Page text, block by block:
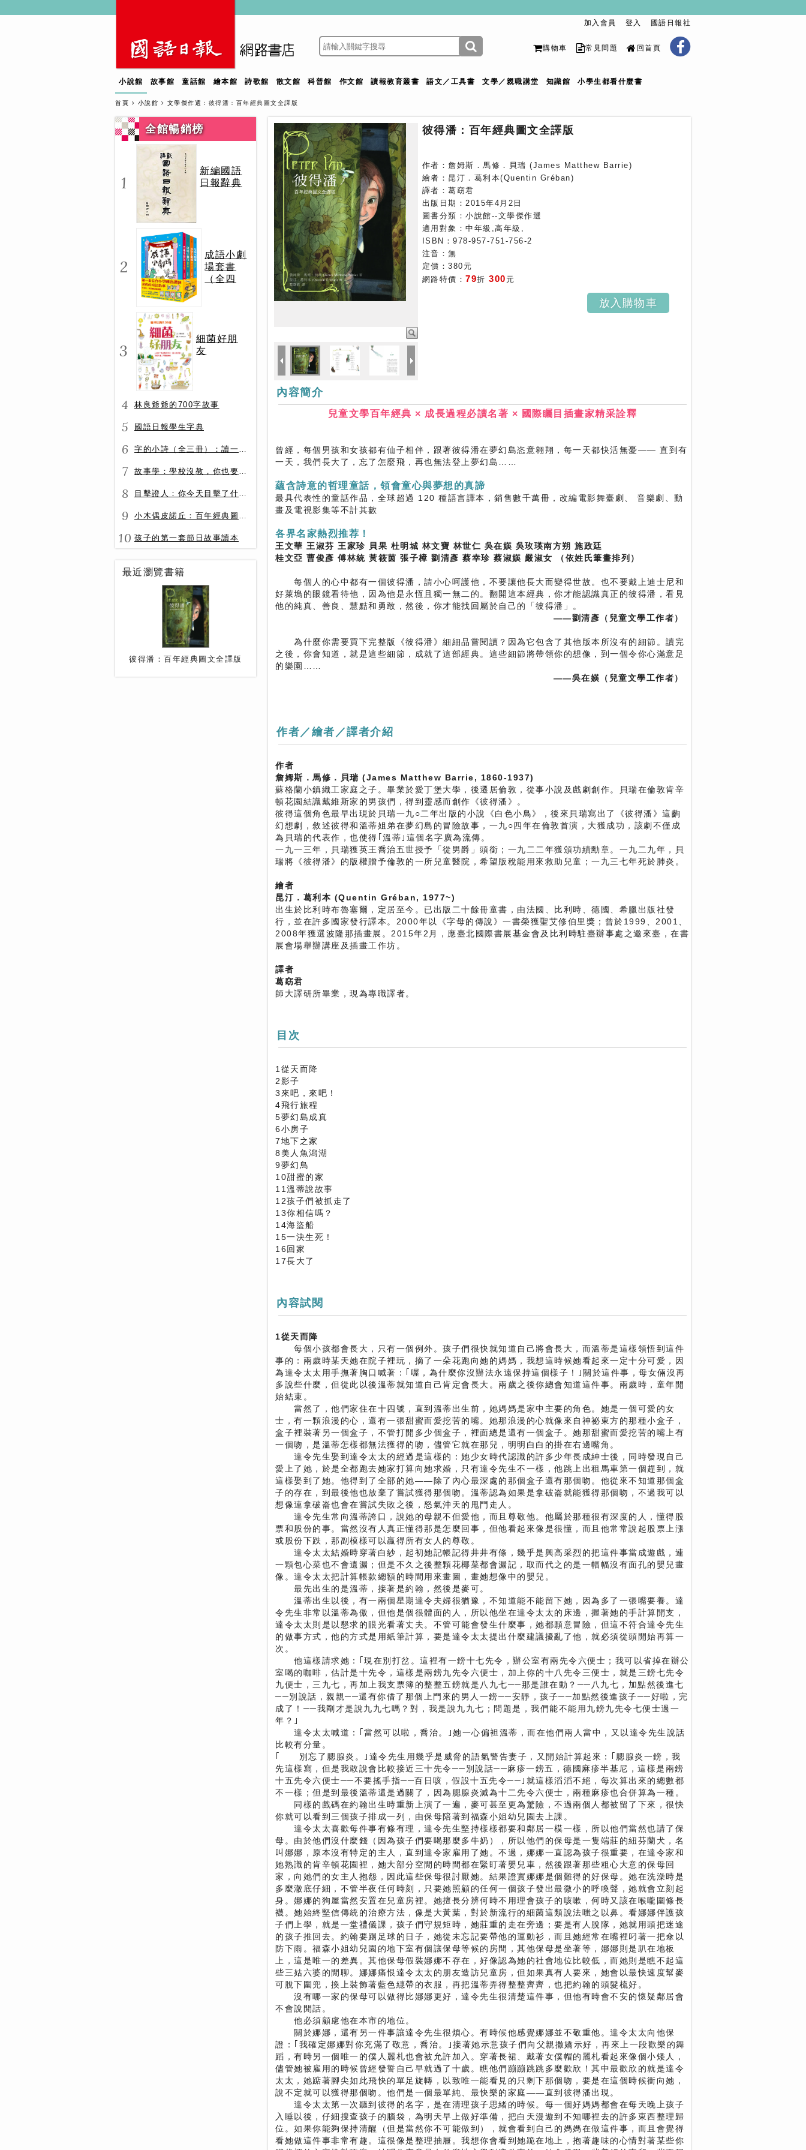
加入會員 登入 國語日報社
購物車 常見問題 回首頁
小說館 故事館 童話館 繪本館 詩歌館 散文館 科普館 作文館 讀報教育叢書 語文／工具書 文學／親職講堂 知識館 小學生都看什麼書
首頁 小說館 文學傑作選 ：彼得潘：百年經典圖文全譯版
全館暢銷榜
1
新編國語
日報辭典
2
成語小劇
場套書
（全四
3
細菌好朋
友
4 林良爺爺的700字故事
5 國語日報學生字典
6 字的小詩（全三冊）：讀一首詩，交一個字朋友（字字小宇宙+字字看心情+字字有意思）
7 故事學：學校沒教，你也要會的表達力
8 目擊證人：你今天目擊了什麼？
9 小木偶皮諾丘：百年經典圖文全譯版
10 孩子的第一套節日故事讀本
最近瀏覽書籍
彼得潘：百年經典圖文全譯版
彼得潘：百年經典圖文全譯版
作者：詹姆斯．馬修．貝瑞 (James Matthew Barrie)
繪者：昆汀．葛利本(Quentin Gréban)
譯者：葛窈君
出版日期：2015年4月2日
圖書分類：小說館--文學傑作選
適用對象：中年級,高年級,
ISBN：978-957-751-756-2
注音：無
定價：380元
網路特價：79折300 元
放入購物車
內容簡介
兒童文學百年經典 × 成長過程必讀名著 × 國際矚目插畫家精采詮釋
曾經，每個男孩和女孩都有仙子相伴，跟著彼得潘在夢幻島恣意翱翔，每一天都快活無憂—— 直到有
一天，我們長大了，忘了怎麼飛，再也無法登上夢幻島……
蘊含詩意的哲理童話，領會童心與夢想的真諦
最具代表性的童話作品，全球超過 120 種語言譯本，銷售數千萬冊，改編電影舞臺劇、 音樂劇、動
畫及電視影集等不計其數
各界名家熱烈推荐！
王文華 王淑芬 王家珍 貝果 杜明城 林文寶 林世仁 吳在媖 吳玫瑛南方朔 施政廷
桂文亞 曹俊彥 傅林統 黃筱茵 張子樟 劉清彥 蔡幸珍 蔡淑媖 嚴淑女 （依姓氏筆畫排列）
每個人的心中都有一個彼得潘，請小心呵護他，不要讓他長大而變得世故。也不要戴上迪士尼和
好萊塢的眼鏡看待他，因為他是永恆且獨一無二的。翻開這本經典，你才能認識真正的彼得潘，看見
他的純真、善良、慧黠和勇敢，然後，你才能找回屬於自己的「彼得潘」。
——劉清彥（兒童文學工作者）
為什麼你需要買下完整版《彼得潘》細細品嘗閱讀？因為它包含了其他版本所沒有的細節。讀完
之後，你會知道，就是這些細節，成就了這部經典。這些細節將帶領你的想像，到一個令你心滿意足
的樂園……
——吳在媖（兒童文學工作者）
作者／繪者／譯者介紹
作者
詹姆斯．馬修．貝瑞 (James Matthew Barrie, 1860-1937)
蘇格蘭小鎮織工家庭之子。畢業於愛丁堡大學，後遷居倫敦，從事小說及戲劇創作。貝瑞在倫敦肯辛
頓花園結識戴維斯家的男孩們，得到靈感而創作《彼得潘》。
彼得這個角色最早出現於貝瑞一九○二年出版的小說《白色小鳥》，後來貝瑞寫出了《彼得潘》這齣
幻想劇，敘述彼得和溫蒂姐弟在夢幻島的冒險故事，一九○四年在倫敦首演，大獲成功，該劇不僅成
為貝瑞的代表作，也使得｢溫蒂｣這個名字廣為流傳。
一九一三年，貝瑞獲英王喬治五世授予「從男爵」頭銜；一九二二年獲頒功績勳章。一九二九年，貝
瑞將《彼得潘》的版權贈予倫敦的一所兒童醫院，希望版稅能用來救助兒童；一九三七年死於肺炎。
繪者
昆汀．葛利本 (Quentin Gréban, 1977~)
出生於比利時布魯塞爾，定居至今。已出版二十餘冊童書，由法國、比利時、德國、希臘出版社發
行，並在許多國家發行譯本。2000年以《字母的傳說》一書榮獲聖艾修伯里獎；曾於1999、2001、
2008年獲選波隆那插畫展。2015年2月，應臺北國際書展基金會及比利時駐臺辦事處之邀來臺，在書
展會場舉辦講座及插畫工作坊。
譯者
葛窈君
師大譯研所畢業，現為專職譯者。
目次
1從天而降
2影子
3來吧，來吧！
4飛行旅程
5夢幻島成真
6小房子
7地下之家
8美人魚潟湖
9夢幻鳥
10甜蜜的家
11溫蒂說故事
12孩子們被抓走了
13你相信嗎？
14海盜船
15一決生死！
16回家
17長大了
內容試閱
1從天而降
每個小孩都會長大，只有一個例外。孩子們很快就知道自己將會長大，而溫蒂是這樣領悟到這件
事的：兩歲時某天她在院子裡玩，摘了一朵花跑向她的媽媽，我想這時候她看起來一定十分可愛，因
為達令太太用手撫著胸口喊著：｢喔，為什麼你沒辦法永遠保持這個樣子！｣關於這件事，母女倆沒再
多說些什麼，但從此以後溫蒂就知道自己肯定會長大。兩歲之後你總會知道這件事。兩歲時，童年開
始結束。
當然了，他們家住在十四號，直到溫蒂出生前，她媽媽是家中主要的角色。她是一個可愛的女
士，有一顆浪漫的心，還有一張甜蜜而愛挖苦的嘴。她那浪漫的心就像來自神祕東方的那種小盒子，
盒子裡裝著另一個盒子，不管打開多少個盒子，裡面總是還有一個盒子。她那甜蜜而愛挖苦的嘴上有
一個吻，是溫蒂怎樣都無法獲得的吻，儘管它就在那兒，明明白白的掛在右邊嘴角。
達令先生娶到達令太太的經過是這樣的：她少女時代認識的許多少年長成紳士後，同時發現自己
愛上了她，於是全都跑去她家打算向她求婚，只有達令先生不一樣，他跳上出租馬車第一個趕到，就
這樣娶到了她。他得到了全部的她——除了內心最深處的那個盒子還有那個吻。他從來不知道那個盒
子的存在，到最後他也放棄了嘗試獲得那個吻。溫蒂認為如果是拿破崙就能獲得那個吻，不過我可以
想像連拿破崙也會在嘗試失敗之後，怒氣沖天的甩門走人。
達令先生常向溫蒂誇口，說她的母親不但愛他，而且尊敬他。他屬於那種很有深度的人，懂得股
票和股份的事。當然沒有人真正懂得那是怎麼回事，但他看起來像是很懂，而且他常常說起股票上漲
或股份下跌，那副模樣可以贏得所有女人的尊敬。
達令太太結婚時穿著白紗，起初她記帳記得井井有條，幾乎是興高采烈的把這件事當成遊戲，連
一顆包心菜也不會遺漏；但是不久之後整顆花椰菜都會漏記，取而代之的是一幅幅沒有面孔的嬰兒畫
像。達令太太把計算帳款總額的時間用來畫圖，畫她想像中的嬰兒。
最先出生的是溫蒂，接著是約翰，然後是麥可。
溫蒂出生以後，有一兩個星期達令夫婦很猶豫，不知道能不能留下她，因為多了一張嘴要養。達
令先生非常以溫蒂為傲，但他是個很體面的人，所以他坐在達令太太的床邊，握著她的手計算開支，
達令太太則是以懇求的眼光看著丈夫。不管可能會發生什麼事，她都願意冒險，但這不符合達令先生
的做事方式，他的方式是用紙筆計算，要是達令太太提出什麼建議擾亂了他，就必須從頭開始再算一
次。
他這樣請求她：｢現在別打岔。這裡有一鎊十七先令，辦公室有兩先令六便士；我可以省掉在辦公
室喝的咖啡，估計是十先令，這樣是兩鎊九先令六便士，加上你的十八先令三便士，就是三鎊七先令
九便士，三九七，再加上我支票簿的整整五鎊就是八九七──那是誰在動？──八九七，加點然後進七
──別說話，親親──還有你借了那個上門來的男人一鎊──安靜，孩子──加點然後進孩子──好啦，完
成了！──我剛才是說九九七嗎？對，我是說九九七；問題是，我們能不能用九鎊九先令七便士過一
年？｣
達令太太喊道：｢當然可以啦，喬治。｣她一心偏袒溫蒂，而在他們兩人當中，又以達令先生說話
比較有分量。
｢ 別忘了腮腺炎。｣達令先生用幾乎是威脅的語氣警告妻子，又開始計算起來：｢腮腺炎一鎊，我
先這樣寫，但是我敢說會比較接近三十先令──別說話──麻疹一鎊五，德國麻疹半基尼，這樣是兩鎊
十五先令六便士──不要搖手指──百日咳，假設十五先令──｣就這樣滔滔不絕，每次算出來的總數都
不一樣；但是到最後溫蒂還是過關了，因為腮腺炎減為十二先令六便士，兩種麻疹也合併算為一種。
同樣的戲碼在約翰出生時重新上演了一遍，麥可甚至更為驚險，不過兩個人都被留了下來，很快
你就可以看到三個孩子排成一列，由保母陪著到福森小姐幼兒園去上課。
達令太太喜歡每件事有條有理，達令先生堅持樣樣都要和鄰居一模一樣，所以他們當然也請了保
母。由於他們沒什麼錢（因為孩子們要喝那麼多牛奶），所以他們的保母是一隻端莊的紐芬蘭犬，名
叫娜娜，原本沒有特定的主人，直到達令家雇用了她。不過，娜娜一直認為孩子很重要，在達令家和
她熟識的肯辛頓花園裡，她大部分空閒的時間都在緊盯著嬰兒車，然後跟著那些粗心大意的保母回
家，向她們的女主人抱怨，因此這些保母很討厭她。結果證實娜娜是個難得的好保母。她在洗澡時是
多麼澈底仔細，不管半夜任何時刻，只要她照顧的任何一個孩子發出最微小的呼喚聲，她就會立刻起
身。娜娜的狗屋當然安置在兒童房裡。她擅長分辨何時不用理會孩子的咳嗽，何時又該在喉嚨圍條長
襪。她始終堅信傳統的治療方法，像是大黃葉，對於新流行的細菌這類說法嗤之以鼻。看娜娜伴護孩
子們上學，就是一堂禮儀課，孩子們守規矩時，她莊重的走在旁邊；要是有人脫隊，她就用頭把迷途
的孩子推回去。約翰要踢足球的日子，她從未忘記要帶他的運動衫，而且她經常在嘴裡叼著一把傘以
防下雨。福森小姐幼兒園的地下室有個讓保母等候的房間，其他保母是坐著等，娜娜則是趴在地板
上，這是唯一的差異。其他保母假裝娜娜不存在，好像認為她的社會地位比較低，而她則是瞧不起這
些三姑六婆的閒聊。娜娜痛恨達令太太的朋友造訪兒童房，但如果真有人要來，她會以最快速度幫麥
可脫下圍兜，換上裝飾著藍色繐帶的衣服，再把溫蒂弄得整整齊齊，也把約翰的頭髮梳好。
沒有哪一家的保母可以做得比娜娜更好，達令先生很清楚這件事，但他有時會不安的懷疑鄰居會
不會說閒話。
他必須顧慮他在本市的地位。
關於娜娜，還有另一件事讓達令先生很煩心。有時候他感覺娜娜並不敬重他。達令太太向他保
證：｢我確定娜娜對你充滿了敬意，喬治。｣接著她示意孩子們向父親撒嬌示好，再來上一段歡樂的舞
蹈，有時另一個唯一的僕人麗札也會被允許加入。穿著長裙、戴著女僕帽的麗札看起來像個小矮人，
儘管她被雇用的時候曾經發誓自己早就過了十歲。瞧他們蹦蹦跳跳多麼歡欣！其中最歡欣的就是達令
太太，她踮著腳尖如此飛快的單足旋轉，以致唯一能看見的只剩下那個吻，要是在這個時候衝向她，
說不定就可以獲得那個吻。他們是一個最單純、最快樂的家庭——直到彼得潘出現。
達令太太第一次聽到彼得的名字，是在清理孩子思緒的時候。每一個好媽媽都會在每天晚上孩子
入睡以後，仔細搜查孩子的腦袋，為明天早上做好準備，把白天漫遊到不知哪裡去的許多東西整理歸
位。如果你能夠保持清醒（但是當然你不可能做到），就會看到自己的媽媽在做這件事，而且會覺得
看她做這件事非常有趣。這很像是整理抽屜。我想你會看到她跪在地上，抱著趣味的心情對著某些你